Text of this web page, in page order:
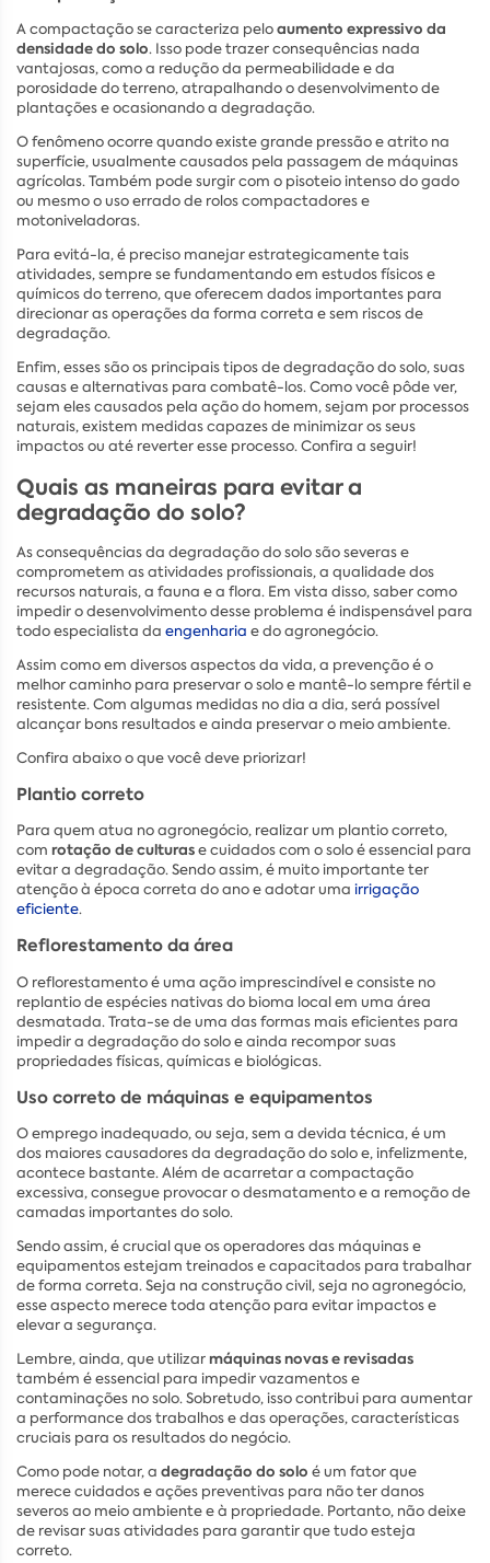
A compactação se caracteriza peloaumento expressivo da
densidade do solo. Isso pode trazer consequências nada
vantajosas, como a redução da permeabilidade e da
porosidade do terreno, atrapalhando o desenvolvimento de
plantações e ocasionando a degradação.
O fenômeno ocorre quando existe grande pressão e atrito na
superfície, usualmente causados pela passagem de máquinas
agrícolas. Também pode surgir com o pisoteio intenso do gado
ou mesmo o uso errado de rolos compactadores e
motoniveladoras.
Para evitá-la, é preciso manejar estrategicamente tais
atividades, sempre se fundamentando em estudos físicos e
químicos do terreno, que oferecem dados importantes para
direcionar as operações da forma correta e sem riscos de
degradação.
Enfim, esses são os principais tipos de degradação do solo, suas
causas e alternativas para combatê-los. Como você pôde ver,
sejam eles causados pela ação do homem, sejam por processos
naturais, existem medidas capazes de minimizar os seus
impactos ou até reverter esse processo. Confira a seguir!
Quais as maneiras para evitar a
degradação do solo?
As consequências da degradação do solo são severas e
comprometem as atividades profissionais, a qualidade dos
recursos naturais, a fauna e a flora. Em vista disso, saber como
impedir o desenvolvimento desse problema é indispensável para
todo especialista da engenharia e do agronegócio.
Assim como em diversos aspectos da vida, a prevenção é o
melhor caminho para preservar o solo e mantê-lo sempre fértil e
resistente. Com algumas medidas no dia a dia, será possível
alcançar bons resultados e ainda preservar o meio ambiente.
Confira abaixo o que você deve priorizar!
Plantio correto
Para quem atua no agronegócio, realizar um plantio correto,
com rotação de culturase cuidados com o solo é essencial para
evitar a degradação. Sendo assim, é muito importante ter
atenção à época correta do ano e adotar uma irrigação
eficiente.
Reflorestamento da área
O reflorestamento é uma ação imprescindível e consiste no
replantio de espécies nativas do bioma local em uma área
desmatada. Trata-se de uma das formas mais eficientes para
impedir a degradação do solo e ainda recompor suas
propriedades físicas, químicas e biológicas.
Uso correto de máquinas e equipamentos
O emprego inadequado, ou seja, sem a devida técnica, é um
dos maiores causadores da degradação do solo e, infelizmente,
acontece bastante. Além de acarretar a compactação
excessiva, consegue provocar o desmatamento e a remoção de
camadas importantes do solo.
Sendo assim, é crucial que os operadores das máquinas e
equipamentos estejam treinados e capacitados para trabalhar
de forma correta. Seja na construção civil, seja no agronegócio,
esse aspecto merece toda atenção para evitar impactos e
elevar a segurança.
Lembre, ainda, que utilizarmáquinas novas e revisadas
também é essencial para impedir vazamentos e
contaminações no solo. Sobretudo, isso contribui para aumentar
a performance dos trabalhos e das operações, características
cruciais para os resultados do negócio.
Como pode notar, a degradação do solo é um fator que
merece cuidados e ações preventivas para não ter danos
severos ao meio ambiente e à propriedade. Portanto, não deixe
de revisar suas atividades para garantir que tudo esteja
correto.